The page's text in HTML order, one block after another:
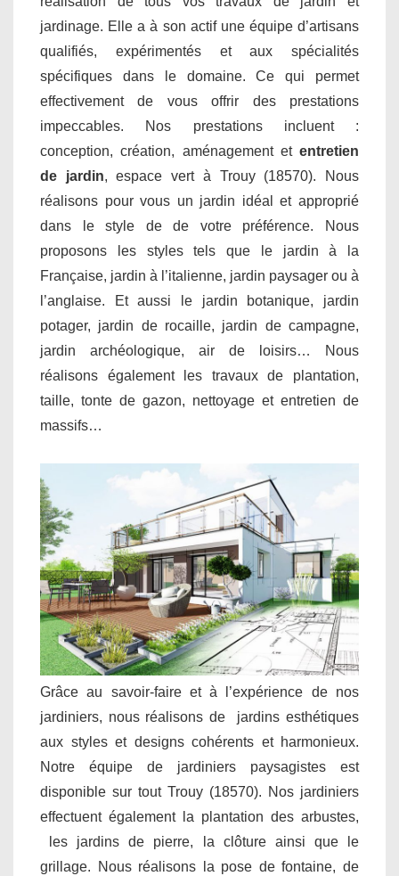
jardinage. Elle a à son actif une équipe d’artisans
qualifiés, expérimentés et aux spécialités
spécifiques dans le domaine. Ce qui permet
effectivement de vous offrir des prestations
impeccables. Nos prestations incluent :
conception, création, aménagement et entretien
de jardin, espace vert à Trouy (18570). Nous
réalisons pour vous un jardin idéal et approprié
dans le style de de votre préférence. Nous
proposons les styles tels que le jardin à la
Française, jardin à l’italienne, jardin paysager ou à
l’anglaise. Et aussi le jardin botanique, jardin
potager, jardin de rocaille, jardin de campagne,
jardin archéologique, air de loisirs… Nous
réalisons également les travaux de plantation,
taille, tonte de gazon, nettoyage et entretien de
massifs…
Grâce au savoir-faire et à l’expérience de nos
jardiniers, nous réalisons de jardins esthétiques
aux styles et designs cohérents et harmonieux.
Notre équipe de jardiniers paysagistes est
disponible sur tout Trouy (18570). Nos jardiniers
effectuent également la plantation des arbustes,
les jardins de pierre, la clôture ainsi que le
grillage. Nous réalisons la pose de fontaine, de